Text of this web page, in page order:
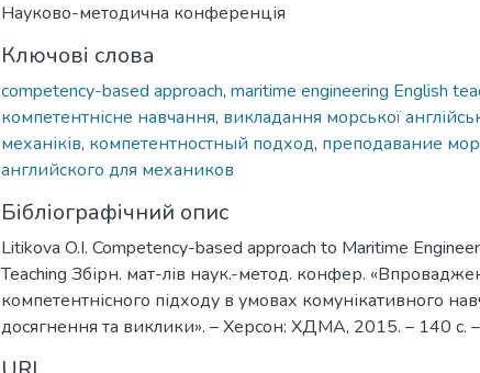
Науково-методична конференція
Ключові слова
сompetency-based approach, maritime engineering English
компетентнісне навчання, викладання морської
механіків, компетентностный подход, преподавание
английского для механиков
Бібліографічний опис
Litikova O.I. Competency-based approach to Maritime
Teaching Збірн. мат-лів наук.-метод. конфер.
компетентнісного підходу в умовах комунікативного
досягнення та виклики». – Херсон: ХДМА, 2015. – 140 с.